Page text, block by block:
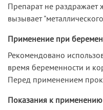
Препарат не раздражает
вызывает
Применение при
Рекомендовано
время беременности и
Перед применением
Показания к применению